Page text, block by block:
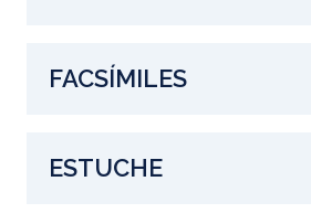
FACSÍMILES
ESTUCHE